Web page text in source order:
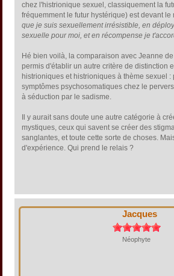
chez l'histrionique sexuel, classiquement la
fréquemment le futur hystérique) est devant le
que je suis sexuellement irrésistible, en
sexuelle pour moi, et en récompense je
Hé bien voilà, la comparaison avec Jeanne
permis d'établir un autre critère de distinction
histrioniques et histrioniques à thème sexuel :
symptômes psychosomatiques chez le
à séduction par le sadisme.
Il y aurait sans doute une autre catégorie à
mystiques, ceux qui savent se créer des
sanglantes, et toute cette sorte de choses.
d'expérience. Qui prend le relais ?
Jacques
Néophyte